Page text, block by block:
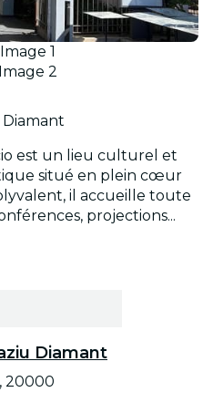
Image 1
Image 2
Diamant
est un lieu culturel et
situé en plein cœur
il accueille toute
projections...
Diamant
20000